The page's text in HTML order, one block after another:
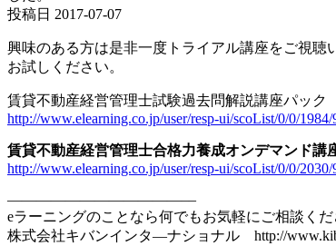
投稿日 2017-07-07
興味のある方は是非一度トライアル講座をご視聴
お試しください。
賃貸不動産経営管理士試験過去問解説講座パック
http://www.elearning.co.jp/user/resp-ui/scoList/0/0/1984/
賃貸不動産経営管理士合格力養成オンデマンド講
http://www.elearning.co.jp/user/resp-ui/scoList/0/0/2030/
————————————–­–
eラーニングのことなら何でもお気軽にご相談くだ
株式会社キバンインタ―ナショナル http://